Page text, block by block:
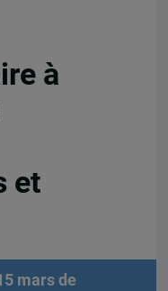
à
et
mars de